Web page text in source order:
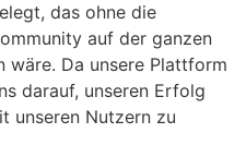
das ohne die
auf der ganzen
wäre. Da unsere Plattform
darauf, unseren Erfolg
unseren Nutzern zu